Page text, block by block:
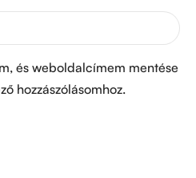
és weboldalcímem mentése
hozzászólásomhoz.